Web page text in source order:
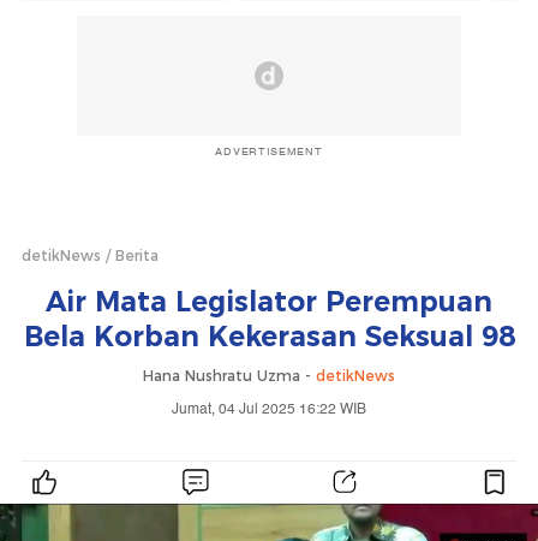
ADVERTISEMENT
detikNews Berita
Air Mata Legislator Perempuan
Bela Korban Kekerasan Seksual 98
Hana Nushratu Uzma - detikNews
Jumat, 04 Jul 2025 16:22 WIB